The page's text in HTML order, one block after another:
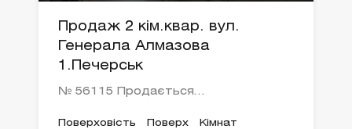
Продаж 2 кім.квар. вул.
Генерала Алмазова
1.Печерськ
№ 56115 Продається…
Поверховість Поверх Кімнат